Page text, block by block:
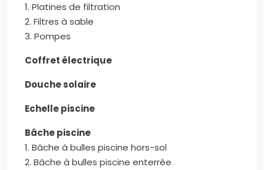
1. Platines de filtration
2. Filtres à sable
3. Pompes
Coffret électrique
Douche solaire
Echelle piscine
Bâche piscine
1. Bâche à bulles piscine hors-sol
2. Bâche à bulles piscine enterrée